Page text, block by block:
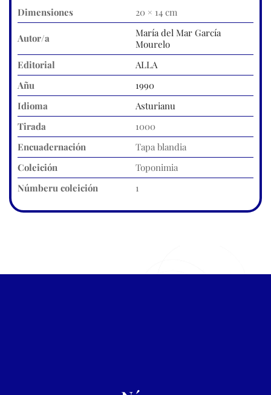
Dimensiones 20 × 14 cm
Autor/a
María del Mar García
Mourelo
Editorial
ALLA
Añu
1990
Idioma
Asturianu
Tirada
1000
Encuadernación
Tapa blandia
Coleición
Toponimia
Númberu coleición
1